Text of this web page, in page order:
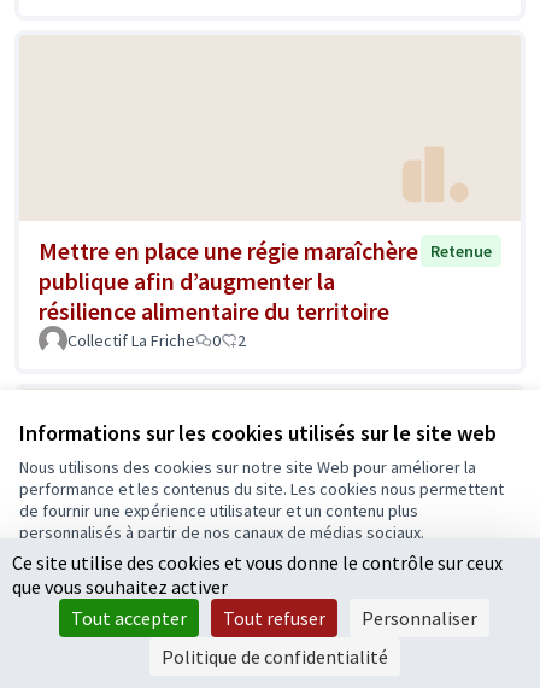
Informations sur les cookies utilisés sur le site web
Nous utilisons des cookies sur notre site Web pour améliorer la
performance et les contenus du site. Les cookies nous permettent
de fournir une expérience utilisateur et un contenu plus
personnalisés à partir de nos canaux de médias sociaux.
Tout accepter
Accepter seulement les cookies essentiels
Paramètres
Mettre en place une régie maraîchère
publique afin d’augmenter la
résilience alimentaire du territoire
Retenue
Collectif La Friche 0 2
Après le bocage normand ou
limousin, le bocage angevin
Ce site utilise des cookies et vous donne le contrôle sur ceux
que vous souhaitez activer
Tout accepter
Tout refuser
Personnaliser
Politique de confidentialité